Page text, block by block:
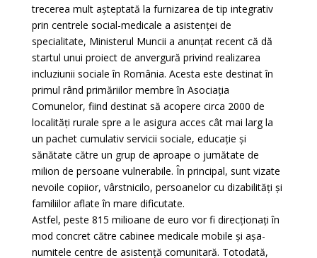
trecerea mult așteptată la furnizarea de tip integrativ
prin centrele social-medicale a asistenței de
specialitate, Ministerul Muncii a anunțat recent că dă
startul unui proiect de anvergură privind realizarea
incluziunii sociale în România. Acesta este destinat în
primul rând primăriilor membre în Asociația
Comunelor, fiind destinat să acopere circa 2000 de
localități rurale spre a le asigura acces cât mai larg la
un pachet cumulativ servicii sociale, educație și
sănătate către un grup de aproape o jumătate de
milion de persoane vulnerabile. În principal, sunt vizate
nevoile copiior, vârstnicilo, persoanelor cu dizabilități și
familiilor aflate în mare dificutate.
Astfel, peste 815 milioane de euro vor fi direcționați în
mod concret către cabinee medicale mobile și așa-
numitele centre de asistență comunitară. Totodată,